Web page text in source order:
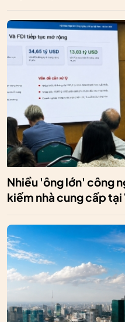
Nhiều 'ông lớn' công
kiếm nhà cung cấp tại